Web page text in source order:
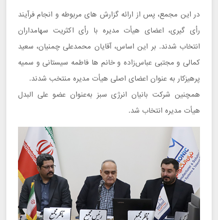
در این مجمع، پس از ارائه گزارش ‌های مربوطه و انجام فرآیند
رأی ‌گیری، اعضای هیأت ‌مدیره با رأی اکثریت سهامداران
انتخاب شدند. بر این اساس، آقایان محمدعلی چمنیان، سعید
کمالی و مجتبی عباس‌زاده و خانم‌ ها فاطمه سیستانی و سمیه
پرهیزکار به ‌عنوان اعضای اصلی هیأت ‌مدیره منتخب شدند.
همچنین شرکت بانیان انرژی سبز به‌عنوان عضو علی ‌البدل
هیأت ‌مدیره انتخاب شد.